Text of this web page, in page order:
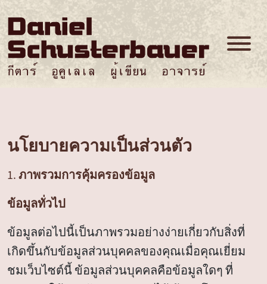
นโยบายความเป็นส่วนตัว
1. ภาพรวมการคุ้มครองข้อมูล
ข้อมูลทั่วไป
ข้อมูลต่อไปนี้เป็นภาพรวมอย่างง่ายเกี่ยวกับสิ่งที่
เกิดขึ้นกับข้อมูลส่วนบุคคลของคุณเมื่อคุณเยี่ยม
ชมเว็บไซต์นี้ ข้อมูลส่วนบุคคลคือข้อมูลใดๆ ที่